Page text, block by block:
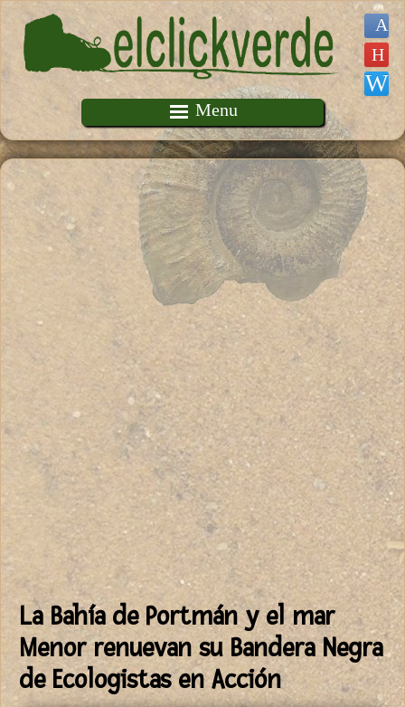
Pasar al contenido principal
Menu
La Bahía de Portmán y el mar
Menor renuevan su Bandera Negra
de Ecologistas en Acción